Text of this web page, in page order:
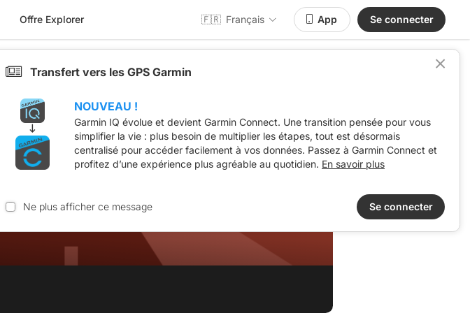
Offre Explorer 🇫🇷 Français App Se connecter
Transfert vers les GPS Garmin
NOUVEAU !
Garmin IQ évolue et devient Garmin Connect. Une transition pensée pour vous
simplifier la vie : plus besoin de multiplier les étapes, tout est désormais
centralisé pour accéder facilement à vos données. Passez à Garmin Connect et
profitez d’une expérience plus agréable au quotidien. En savoir plus
Ne plus afficher ce message Se connecter